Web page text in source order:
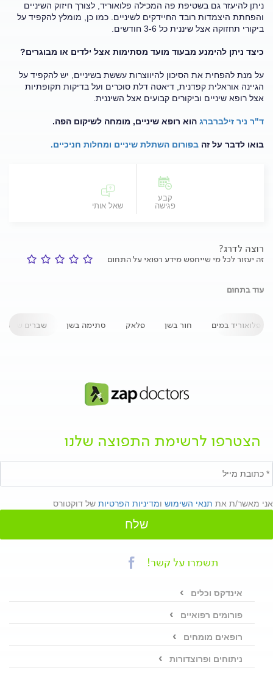
ניתן להיעזר גם בשטיפת פה המכילה פלואוריד, לצורך חיזוק השיניים
והפחתת היצמדות רובד החיידקים לשיניים. כמו כן, מומלץ להקפיד על
ביקורי תחזוקה אצל שיננית כל 3-6 חודשים.
כיצד ניתן להימנע מבעוד מועד מסתימות אצל ילדים או מבוגרים?
על מנת להפחית את הסיכון להיווצרות עששת בשיניים, יש להקפיד על
הגיינה אוראלית קפדנית, דיאטה דלת סוכרים ועל בדיקות תקופתיות
אצל רופא שיניים וביקורים קבועים אצל השיננית.
ד"ר ניר זילברברג הוא רופא שיניים, מומחה לשיקום הפה.
בואו לדבר על זה בפורום השתלת שיניים ומחלות חניכיים.
קבע
פגישה
שאל אותי
רוצה לדרג?
זה יעזור לכל מי שייחפש מידע רפואי על התחום
עוד בתחום
פלואוריד במים חור בשן פלאק סתימה בשן שברים של
הצטרפו לרשימת התפוצה שלנו
אני מאשר/ת את תנאי השימוש ומדיניות הפרטיות של דוקטורס
שלח
תשמרו על קשר!
אינדקס וכלים
פורומים רפואיים
רופאים מומחים
ניתוחים ופרוצדורות